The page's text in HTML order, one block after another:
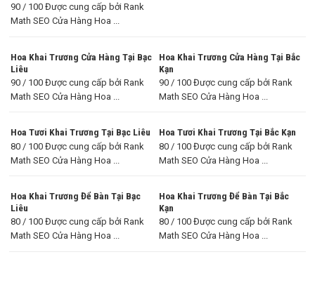
90 / 100 Được cung cấp bởi Rank
Math SEO Cửa Hàng Hoa ...
Hoa Khai Trương Cửa Hàng Tại Bạc
Liêu
90 / 100 Được cung cấp bởi Rank
Math SEO Cửa Hàng Hoa ...
Hoa Khai Trương Cửa Hàng Tại Bắc
Kạn
90 / 100 Được cung cấp bởi Rank
Math SEO Cửa Hàng Hoa ...
Hoa Tươi Khai Trương Tại Bạc Liêu
80 / 100 Được cung cấp bởi Rank
Math SEO Cửa Hàng Hoa ...
Hoa Tươi Khai Trương Tại Bắc Kạn
80 / 100 Được cung cấp bởi Rank
Math SEO Cửa Hàng Hoa ...
Hoa Khai Trương Để Bàn Tại Bạc
Liêu
80 / 100 Được cung cấp bởi Rank
Math SEO Cửa Hàng Hoa ...
Hoa Khai Trương Để Bàn Tại Bắc
Kạn
80 / 100 Được cung cấp bởi Rank
Math SEO Cửa Hàng Hoa ...